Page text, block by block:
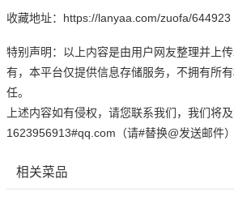
收藏地址：https://lanyaa.com/zuofa/644923
特别声明：以上内容是由用户网友整理并上
有，本平台仅提供信息存储服务，不拥有所
任。
上述内容如有侵权，请您联系我们，我们将
1623956913#qq.com（请#替换@发送邮件）
相关菜品